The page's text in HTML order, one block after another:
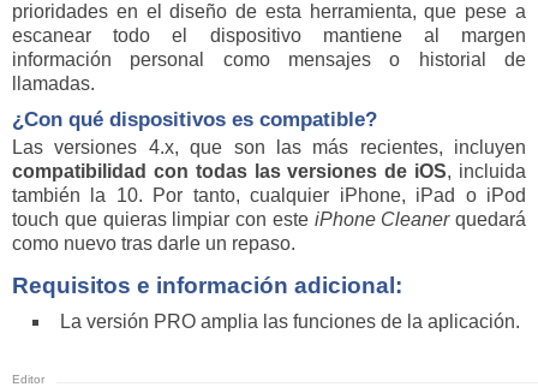
prioridades en el diseño de esta herramienta, que pese a
escanear todo el dispositivo mantiene al margen
información personal como mensajes o historial de
llamadas.
¿Con qué dispositivos es compatible?
Las versiones 4.x, que son las más recientes, incluyen
compatibilidad con todas las versiones de iOS, incluida
también la 10. Por tanto, cualquier iPhone, iPad o iPod
touch que quieras limpiar con este iPhone Cleanerquedará
como nuevo tras darle un repaso.
Requisitos e información adicional:
La versión PRO amplia las funciones de la aplicación.